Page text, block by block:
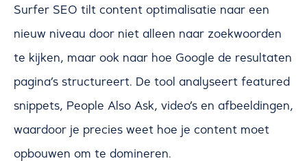
Surfer SEO tilt content optimalisatie naar een
nieuw niveau door niet alleen naar zoekwoorden
te kijken, maar ook naar hoe Google de resultaten
pagina’s structureert. De tool analyseert featured
snippets, People Also Ask, video’s en afbeeldingen,
waardoor je precies weet hoe je content moet
opbouwen om te domineren.